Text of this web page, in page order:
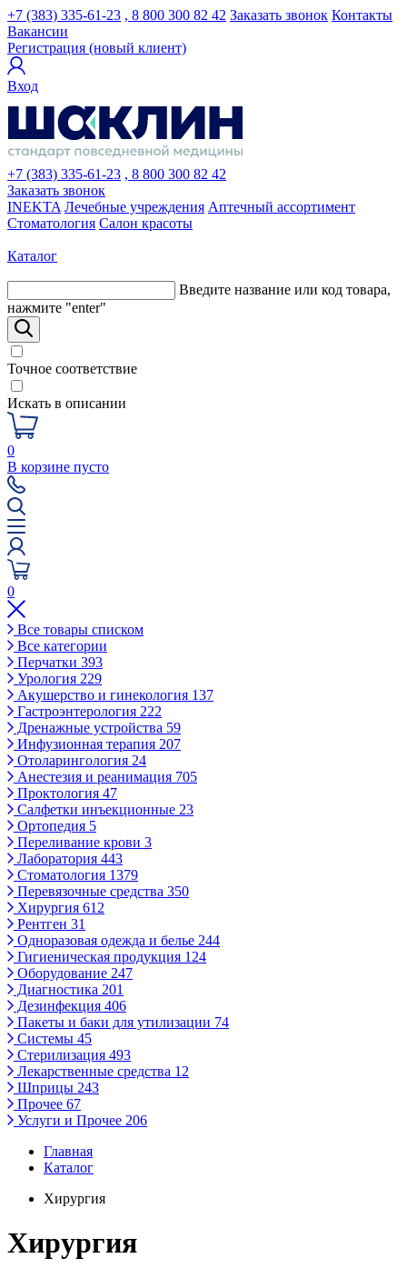
+7 (383) 335-61-23 , 8 800 300 82 42 Заказать звонок Контакты
Вакансии
Регистрация (новый клиент)
Вход
+7 (383) 335-61-23 , 8 800 300 82 42
Заказать звонок
INEKTA Лечебные учреждения Аптечный ассортимент
Стоматология Салон красоты
Каталог
Введите название или код товара,
нажмите "enter"
Точное соответствие
Искать в описании
0
В корзине пусто
0
Все товары списком
Все категории
Перчатки 393
Урология 229
Акушерство и гинекология 137
Гастроэнтерология 222
Дренажные устройства 59
Инфузионная терапия 207
Отоларингология 24
Анестезия и реанимация 705
Проктология 47
Салфетки инъекционные 23
Ортопедия 5
Переливание крови 3
Лаборатория 443
Стоматология 1379
Перевязочные средства 350
Хирургия 612
Рентген 31
Одноразовая одежда и белье 244
Гигиеническая продукция 124
Оборудование 247
Диагностика 201
Дезинфекция 406
Пакеты и баки для утилизации 74
Системы 45
Стерилизация 493
Лекарственные средства 12
Шприцы 243
Прочее 67
Услуги и Прочее 206
Главная
Каталог
Хирургия
Хирургия